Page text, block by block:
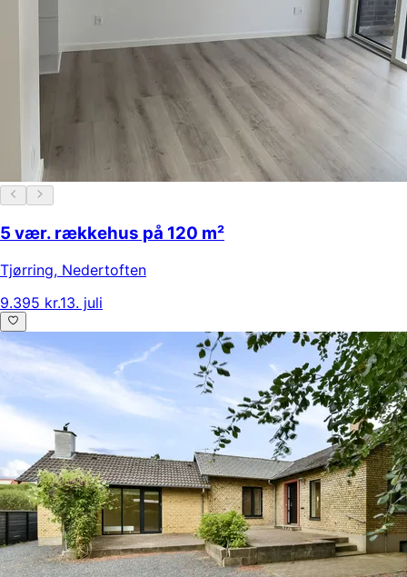
5 vær. rækkehus på 120 m²
Tjørring, Nedertoften
9.395 kr.13. juli